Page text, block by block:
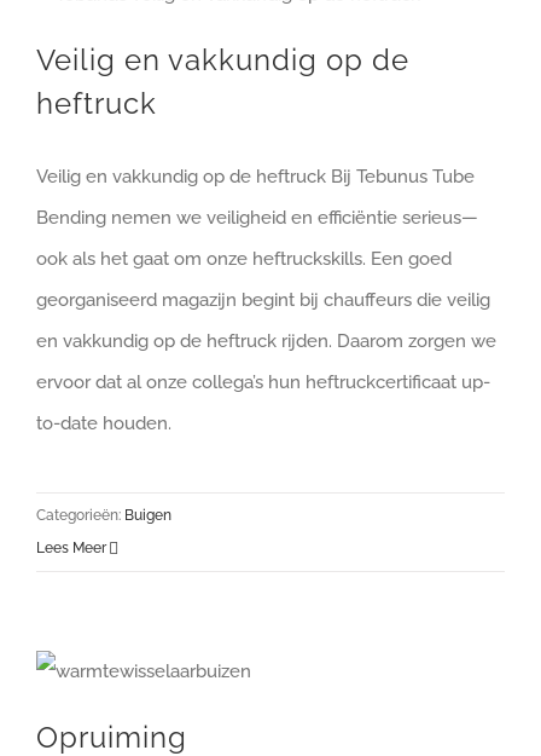
Veilig en vakkundig op de
heftruck
Veilig en vakkundig op de heftruck Bij Tebunus Tube
Bending nemen we veiligheid en efficiëntie serieus—
ook als het gaat om onze heftruckskills. Een goed
georganiseerd magazijn begint bij chauffeurs die veilig
en vakkundig op de heftruck rijden. Daarom zorgen we
ervoor dat al onze collega’s hun heftruckcertificaat up-
to-date houden.
Categorieën: Buigen
Lees Meer
Opruiming